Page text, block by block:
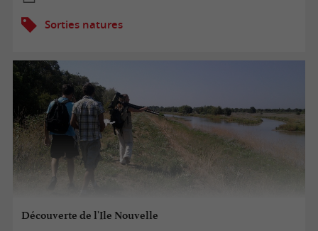
Sorties natures
Découverte de l'Ile Nouvelle